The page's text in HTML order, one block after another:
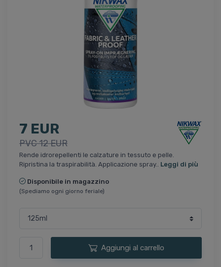
7 EUR
PVC 12 EUR
Rende idrorepellenti le calzature in tessuto e pelle.
Ripristina la traspirabilità. Applicazione spray.. Leggi di più
Disponibile in magazzino
(Spediamo ogni giorno feriale)
Aggiungi al carrello